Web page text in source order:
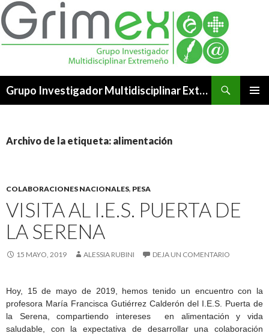
Grupo Investigador Multidisciplinar Extremeño
Archivo de la etiqueta: alimentación
COLABORACIONES NACIONALES, PESA
VISITA AL I.E.S. PUERTA DE
LA SERENA
15 MAYO, 2019 ALESSIA RUBINI DEJA UN COMENTARIO
Hoy, 15 de mayo de 2019, hemos tenido un encuentro con la
profesora María Francisca Gutiérrez Calderón del I.E.S. Puerta de
la Serena, compartiendo intereses en alimentación y vida
saludable, con la expectativa de desarrollar una colaboración